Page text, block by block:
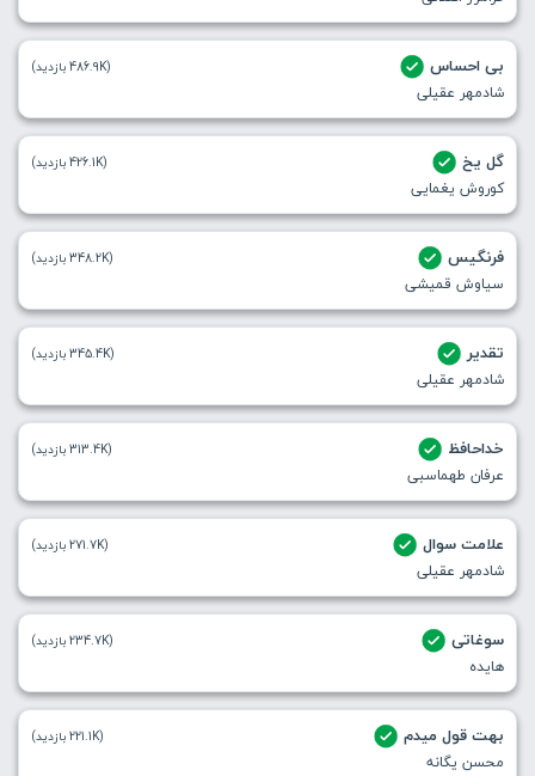
بی احساس
شادمهر عقیلی
(486.9K بازدید)
گل یخ
کوروش یغمایی
(426.1K بازدید)
فرنگیس
سیاوش قمیشی
(348.2K بازدید)
تقدیر
شادمهر عقیلی
(345.4K بازدید)
خداحافظ
عرفان طهماسبی
(313.4K بازدید)
علامت سوال
شادمهر عقیلی
(271.7K بازدید)
سوغاتی
هایده
(234.7K بازدید)
بهت قول میدم
محسن یگانه
(221.1K بازدید)